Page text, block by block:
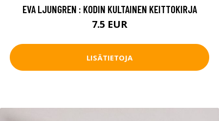
EVA LJUNGREN : KODIN KULTAINEN KEITTOKIRJA
7.5 EUR
LISÄTIETOJA